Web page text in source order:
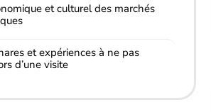
et culturel des marchés
et expériences à ne pas
d’une visite